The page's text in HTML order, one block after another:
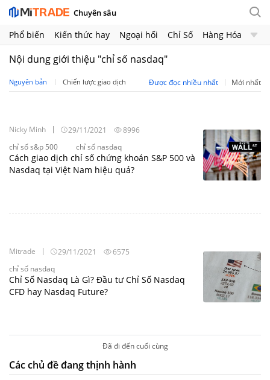
Chuyên sâu
Phổ biến Kiến thức hay Ngoại hối Chỉ Số
Hàng Hóa
Chứng Khoán
Crypto
Các chủ đề đang thịnh hành
Nội dung giới thiệu "chỉ số nasdaq"
Nguyên bản Chiến lược giao dịch Được đọc nhiều nhất Mới nhất
Cách giao dịch chỉ số chứng khoán S&P 500 và
Nasdaq tại Việt Nam hiệu quả?
Nicky Minh 29/11/2021
8996
chỉ số s&p 500
chỉ số nasdaq
Chỉ Số Nasdaq Là Gì? Đầu tư Chỉ Số Nasdaq
CFD hay Nasdaq Future?
Mitrade 29/11/2021
6575
chỉ số nasdaq
Đã đi đến cuối cùng